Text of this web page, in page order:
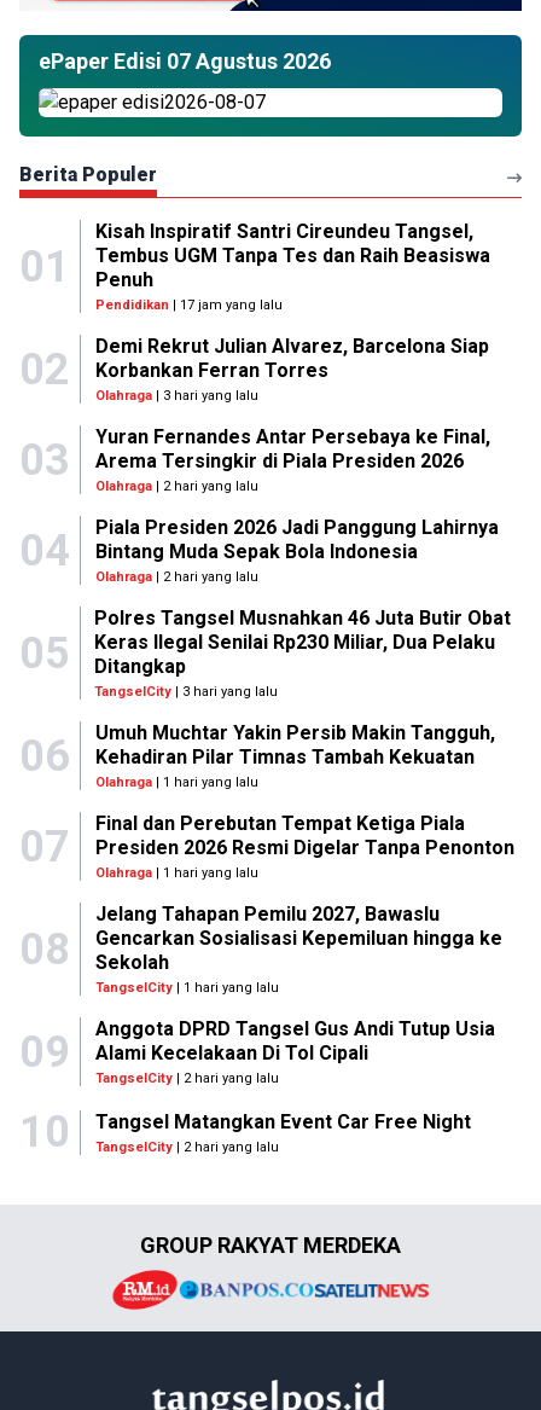
ePaper Edisi 07 Agustus 2026
Berita Populer
01
Kisah Inspiratif Santri Cireundeu Tangsel,
Tembus UGM Tanpa Tes dan Raih Beasiswa
Penuh
Pendidikan | 17 jam yang lalu
02
Demi Rekrut Julian Alvarez, Barcelona Siap
Korbankan Ferran Torres
Olahraga| 3 hari yang lalu
03
Yuran Fernandes Antar Persebaya ke Final,
Arema Tersingkir di Piala Presiden 2026
Olahraga| 2 hari yang lalu
04
Piala Presiden 2026 Jadi Panggung Lahirnya
Bintang Muda Sepak Bola Indonesia
Olahraga| 2 hari yang lalu
05
Polres Tangsel Musnahkan 46 Juta Butir Obat
Keras Ilegal Senilai Rp230 Miliar, Dua Pelaku
Ditangkap
TangselCity | 3 hari yang lalu
06
Umuh Muchtar Yakin Persib Makin Tangguh,
Kehadiran Pilar Timnas Tambah Kekuatan
Olahraga| 1 hari yang lalu
07
Final dan Perebutan Tempat Ketiga Piala
Presiden 2026 Resmi Digelar Tanpa Penonton
Olahraga| 1 hari yang lalu
08
Jelang Tahapan Pemilu 2027, Bawaslu
Gencarkan Sosialisasi Kepemiluan hingga ke
Sekolah
TangselCity| 1 hari yang lalu
09
Anggota DPRD Tangsel Gus Andi Tutup Usia
Alami Kecelakaan Di Tol Cipali
TangselCity| 2 hari yang lalu
10 Tangsel Matangkan Event Car Free Night
TangselCity | 2 hari yang lalu
GROUP RAKYAT MERDEKA